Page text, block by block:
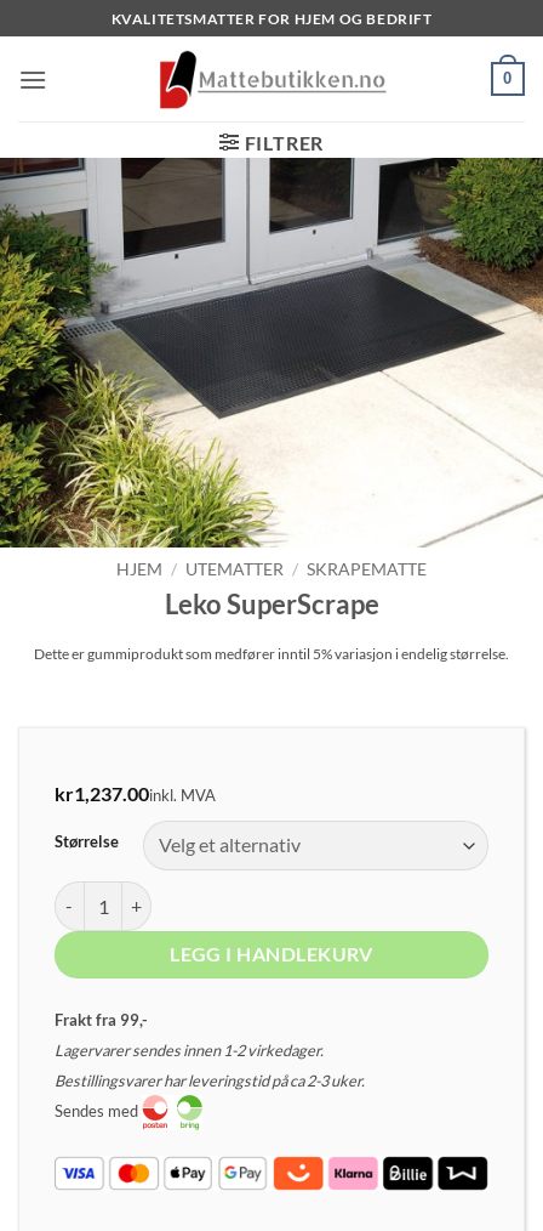
to
content
KVALITETSMATTER FOR HJEM OG BEDRIFT
0
FILTRER
HJEM / UTEMATTER / SKRAPEMATTE
Leko SuperScrape
Dette er gummiprodukt som medfører inntil 5% variasjon i endelig størrelse.
kr1,237.00inkl. MVA
Størrelse
Leko SuperScrape antall
LEGG I HANDLEKURV
Frakt fra 99,-
Lagervarer sendes innen 1-2 virkedager.
Bestillingsvarer har leveringstid på ca 2-3 uker.
Sendes med